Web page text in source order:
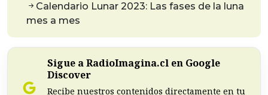
Calendario Lunar 2023: Las fases de la luna
mes a mes
Sigue a RadioImagina.cl en Google
Discover
Recibe nuestros contenidos directamente en tu